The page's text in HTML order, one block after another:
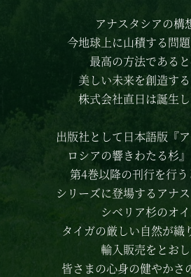
アナスタシアの構
今地球上に山積する問
最高の方法であると
美しい未来を創造する
株式会社直日は誕生し
出版社として日本語版 『
ロシアの響きわたる杉
第4巻以降の刊行を行う
シリーズに登場する アナ
シベリア杉のオイ
タイガの厳しい自然が織
輸入販売をとおし
皆さまの心身の健やかさ